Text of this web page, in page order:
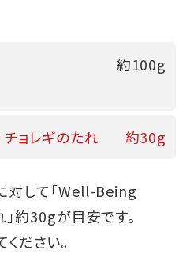
約100g
ョレギのたれ 約30g
対して「Well-Being
約30gが目安です。
ださい。